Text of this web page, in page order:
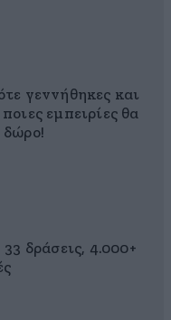
γεννήθηκες και
εμπειρίες θα
δώρο!
δράσεις, 4.000+